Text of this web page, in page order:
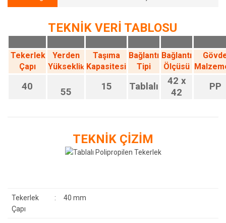
TEKNİK VERİ TABLOSU
Tekerlek
Çapı
Yerden
Yükseklik
Taşıma
Kapasitesi
Bağlantı
Tipi
Bağlantı
Ölçüsü
40 55 15 Tablalı
42 x
42
PP
TEKNİK ÇİZİM
Tekerlek
Çapı
: 40 mm